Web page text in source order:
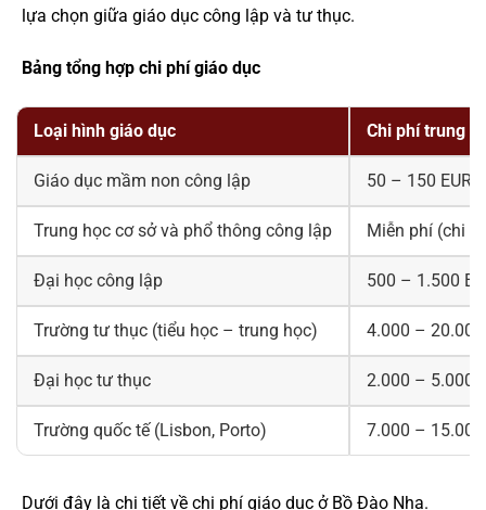
lựa chọn giữa giáo dục công lập và tư thục.
Bảng tổng hợp chi phí giáo dục
Loại hình giáo dục Chi phí trung
Giáo dục mầm non công lập 50 – 150 EUR/
Trung học cơ sở và phổ thông công lập Miễn phí (chi
Đại học công lập 500 – 1.500
Trường tư thục (tiểu học – trung học) 4.000 –
Đại học tư thục 2.000 – 5.000
Trường quốc tế (Lisbon, Porto) 7.000 –
Dưới đây là chi tiết về chi phí giáo dục ở Bồ Đào Nha.